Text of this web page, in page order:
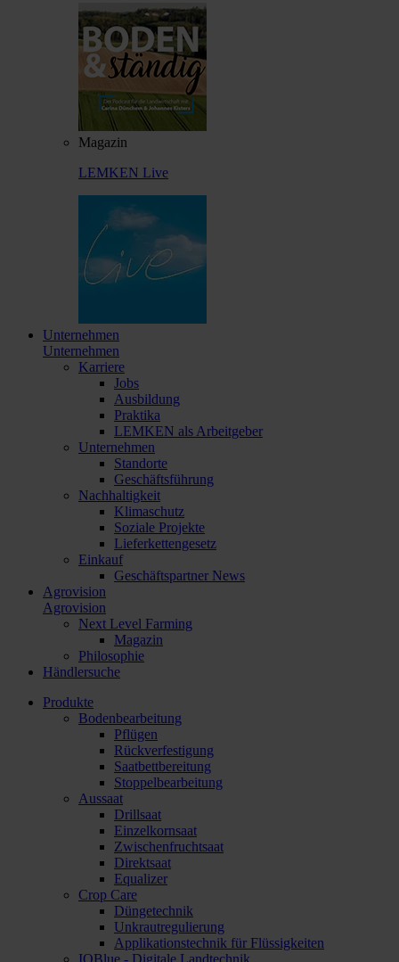
Magazin
LEMKEN Live
Unternehmen
Unternehmen
Karriere
Jobs
Ausbildung
Praktika
LEMKEN als Arbeitgeber
Unternehmen
Standorte
Geschäftsführung
Nachhaltigkeit
Klimaschutz
Soziale Projekte
Lieferkettengesetz
Einkauf
Geschäftspartner News
Agrovision
Agrovision
Next Level Farming
Magazin
Philosophie
Händlersuche
Produkte
Bodenbearbeitung
Pflügen
Rückverfestigung
Saatbettbereitung
Stoppelbearbeitung
Aussaat
Drillsaat
Einzelkornsaat
Zwischenfruchtsaat
Direktsaat
Equalizer
Crop Care
Düngetechnik
Unkrautregulierung
Applikationstechnik für Flüssigkeiten
IQBlue - Digitale Landtechnik